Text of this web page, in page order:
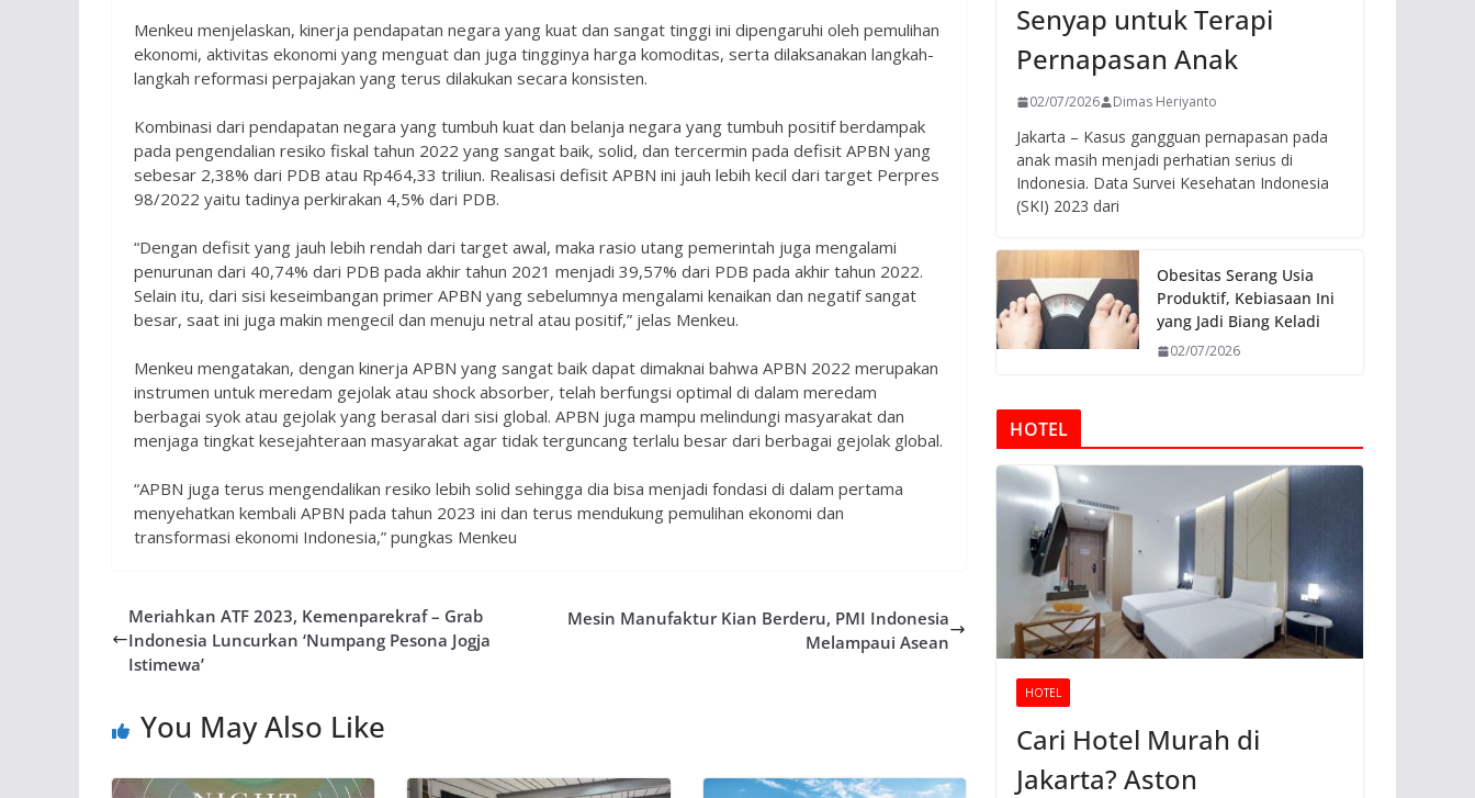
Menkeu menjelaskan, kinerja pendapatan negara yang kuat dan sangat tinggi ini dipengaruhi oleh pemulihan
ekonomi, aktivitas ekonomi yang menguat dan juga tingginya harga komoditas, serta dilaksanakan langkah-
langkah reformasi perpajakan yang terus dilakukan secara konsisten.
Kombinasi dari pendapatan negara yang tumbuh kuat dan belanja negara yang tumbuh positif berdampak
pada pengendalian resiko fiskal tahun 2022 yang sangat baik, solid, dan tercermin pada defisit APBN yang
sebesar 2,38% dari PDB atau Rp464,33 triliun. Realisasi defisit APBN ini jauh lebih kecil dari target Perpres
98/2022 yaitu tadinya perkirakan 4,5% dari PDB.
“Dengan defisit yang jauh lebih rendah dari target awal, maka rasio utang pemerintah juga mengalami
penurunan dari 40,74% dari PDB pada akhir tahun 2021 menjadi 39,57% dari PDB pada akhir tahun 2022.
Selain itu, dari sisi keseimbangan primer APBN yang sebelumnya mengalami kenaikan dan negatif sangat
besar, saat ini juga makin mengecil dan menuju netral atau positif,” jelas Menkeu.
Menkeu mengatakan, dengan kinerja APBN yang sangat baik dapat dimaknai bahwa APBN 2022 merupakan
instrumen untuk meredam gejolak atau shock absorber, telah berfungsi optimal di dalam meredam
berbagai syok atau gejolak yang berasal dari sisi global. APBN juga mampu melindungi masyarakat dan
menjaga tingkat kesejahteraan masyarakat agar tidak terguncang terlalu besar dari berbagai gejolak global.
“APBN juga terus mengendalikan resiko lebih solid sehingga dia bisa menjadi fondasi di dalam pertama
menyehatkan kembali APBN pada tahun 2023 ini dan terus mendukung pemulihan ekonomi dan
transformasi ekonomi Indonesia,” pungkas Menkeu
Meriahkan ATF 2023, Kemenparekraf – Grab
Indonesia Luncurkan ‘Numpang Pesona Jogja
Istimewa’
Mesin Manufaktur Kian Berderu, PMI Indonesia
Melampaui Asean
You May Also Like
Senyap untuk Terapi
Pernapasan Anak
02/07/2026 Dimas Heriyanto
Jakarta – Kasus gangguan pernapasan pada
anak masih menjadi perhatian serius di
Indonesia. Data Survei Kesehatan Indonesia
(SKI) 2023 dari
Obesitas Serang Usia
Produktif, Kebiasaan Ini
yang Jadi Biang Keladi
02/07/2026
HOTEL
HOTEL
Cari Hotel Murah di
Jakarta? Aston